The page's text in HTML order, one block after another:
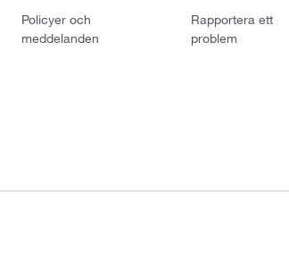
Policyer och
meddelanden
Rapportera ett
problem